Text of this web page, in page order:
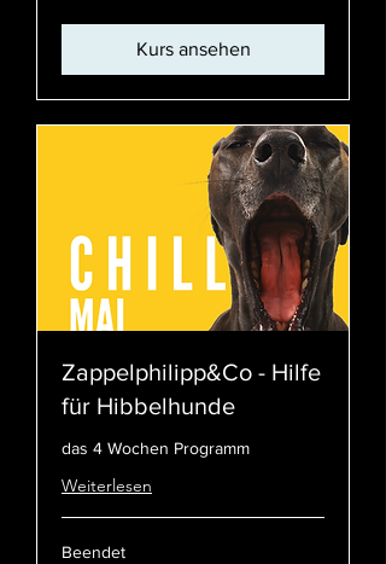
Kurs ansehen
Zappelphilipp&Co - Hilfe
für Hibbelhunde
das 4 Wochen Programm
Weiterlesen
Beendet